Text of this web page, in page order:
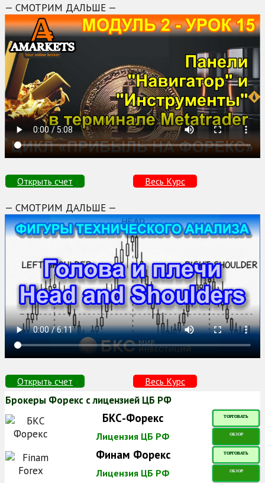
— СМОТРИМ ДАЛЬШЕ —
Открыть счет Весь Курс
— СМОТРИМ ДАЛЬШЕ —
Открыть счет Весь Курс
Брокеры Форекс с лицензией ЦБ РФ
БКС-Форекс ТОРГОВАТЬ
Лицензия ЦБ РФ ОБЗОР
Финам Форекс ТОРГОВАТЬ
Лицензия ЦБ РФ ОБЗОР